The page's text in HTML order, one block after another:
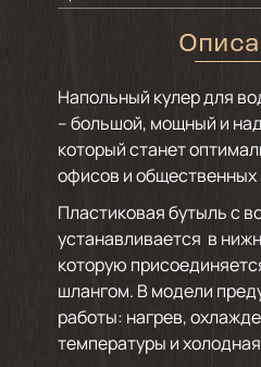
Напольный кулер для
– большой, мощный и
который станет
офисов и общественных
Пластиковая бутыль с
устанавливается в
которую
шлангом. В модели
работы: нагрев,
температуры и